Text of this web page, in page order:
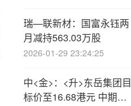
“娃小智”
瑞—联新材：国富永钰两
月减持563.03万股
2026-01-29 23:24:25
中<金>：<升>东岳集团目
标价至16.68港元 中期业